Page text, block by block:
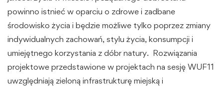
powinno istnieć w oparciu o zdrowe i zadbane
środowisko życia i będzie możliwe tylko poprzez zmiany
indywidualnych zachowań, stylu życia, konsumpcji i
umiejętnego korzystania z dóbr natury. Rozwiązania
projektowe przedstawione w projektach na sesję WUF11
uwzględniają zieloną infrastrukturę miejską i